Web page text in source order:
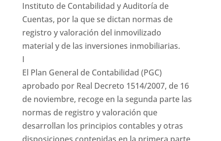
Instituto de Contabilidad y Auditoría de
Cuentas, por la que se dictan normas de
registro y valoración del inmovilizado
material y de las inversiones inmobiliarias.
I
El Plan General de Contabilidad (PGC)
aprobado por Real Decreto 1514/2007, de 16
de noviembre, recoge en la segunda parte las
normas de registro y valoración que
desarrollan los principios contables y otras